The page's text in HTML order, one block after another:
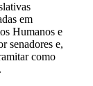
em
Humanos e
senadores e,
como